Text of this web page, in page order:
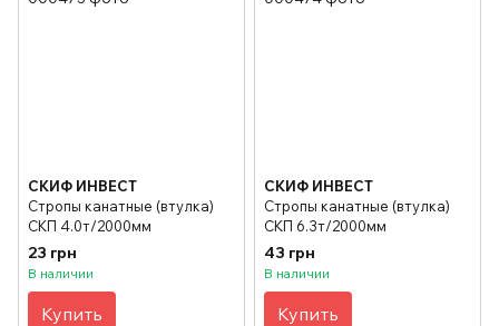
СКИФ ИНВЕСТ
Стропы канатные (втулка)
СКП 4.0т/2000мм
23 грн
В наличии
Купить
СКИФ ИНВЕСТ
Стропы канатные (втулка)
СКП 6.3т/2000мм
43 грн
В наличии
Купить